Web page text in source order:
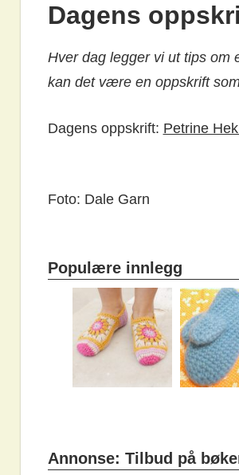
Dagens
Hver dag legger vi ut tips om
kan det være en oppskrift
Dagens oppskrift: Petrine
Foto: Dale Garn
Populære innlegg
Annonse: Tilbud på